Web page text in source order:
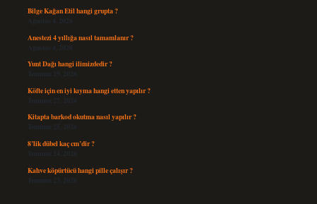
Bilge Kağan Etil hangi grupta ?
Ağustos 4, 2026
Anestezi 4 yıllığa nasıl tamamlanır ?
Ağustos 4, 2026
Yunt Dağı hangi ilimizdedir ?
Temmuz 29, 2026
Köfte için en iyi kıyma hangi etten yapılır ?
Temmuz 27, 2026
Kitapta barkod okutma nasıl yapılır ?
Temmuz 25, 2026
8’lik dübel kaç cm’dir ?
Temmuz 24, 2026
Kahve köpürtücü hangi pille çalışır ?
Temmuz 23, 2026